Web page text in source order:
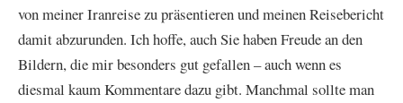
von meiner Iranreise zu präsentieren und meinen Reisebericht
damit abzurunden. Ich hoffe, auch Sie haben Freude an den
Bildern, die mir besonders gut gefallen – auch wenn es
diesmal kaum Kommentare dazu gibt. Manchmal sollte man